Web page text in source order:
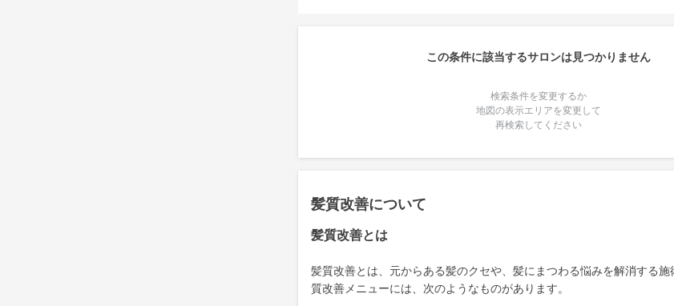
この条件に該当するサロンは見つかりません
検索条件を変更するか
地図の表示エリアを変更して
再検索してください
髪質改善について
髪質改善とは
髪質改善とは、元からある髪のクセや、髪にまつわる悩みを解消する施
質改善メニューには、次のようなものがあります。